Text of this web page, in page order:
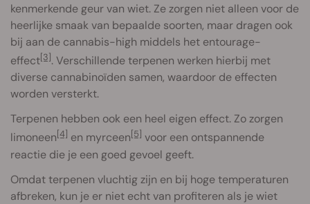
kenmerkende geur van wiet. Ze zorgen niet alleen voor de
heerlijke smaak van bepaalde soorten, maar dragen ook
bij aan de cannabis-high middels het entourage-
effect[3]. Verschillende terpenen werken hierbij met
diverse cannabinoïden samen, waardoor de effecten
worden versterkt.
Terpenen hebben ook een heel eigen effect. Zo zorgen
limoneen[4] en myrceen[5] voor een ontspannende
reactie die je een goed gevoel geeft.
Omdat terpenen vluchtig zijn en bij hoge temperaturen
afbreken, kun je er niet echt van profiteren als je wiet